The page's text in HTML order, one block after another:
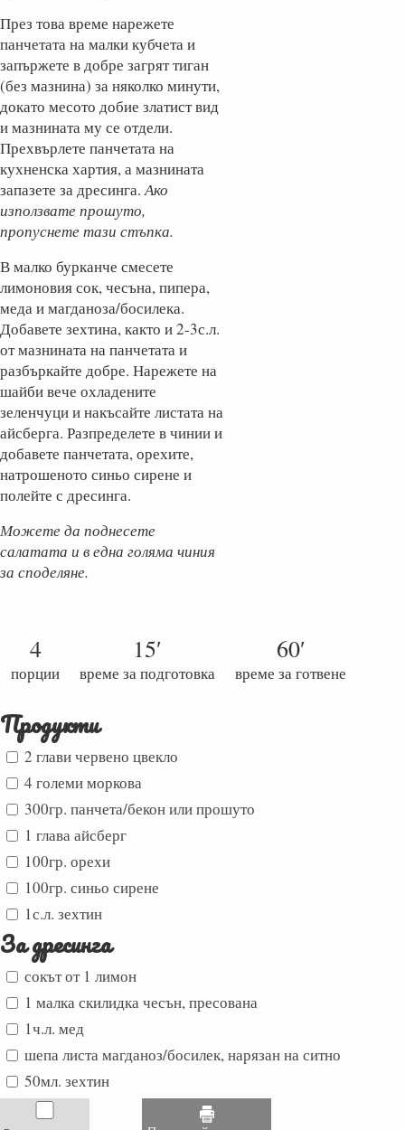
През това време нарежете
панчетата на малки кубчета и
запържете в добре загрят тиган
(без мазнина) за няколко минути,
докато месото добие златист вид
и мазнината му се отдели.
Прехвърлете панчетата на
кухненска хартия, а мазнината
запазете за дресинга.Ако
използвате прошуто,
пропуснете тази стъпка.
В малко бурканче смесете
лимоновия сок, чесъна, пипера,
меда и магданоза/босилека.
Добавете зехтина, както и 2-3с.л.
от мазнината на панчетата и
разбъркайте добре. Нарежете на
шайби вече охладените
зеленчуци и накъсайте листата на
айсберга. Разпределете в чинии и
добавете панчетата, орехите,
натрошеното синьо сирене и
полейте с дресинга.
Можете да поднесете
салатата и в една голяма чиния
за споделяне.
4 15′ 60′
порции време за подготовка време за готвене
Продукти
2 глави червено цвекло
4 големи моркова
300гр. панчета/бекон или прошуто
1 глава айсберг
100гр. орехи
100гр. синьо сирене
1с.л. зехтин
За дресинга
сокът от 1 лимон
1 малка скилидка чесън, пресована
1ч.л. мед
шепа листа магданоз/босилек, нарязан на ситно
50мл. зехтин